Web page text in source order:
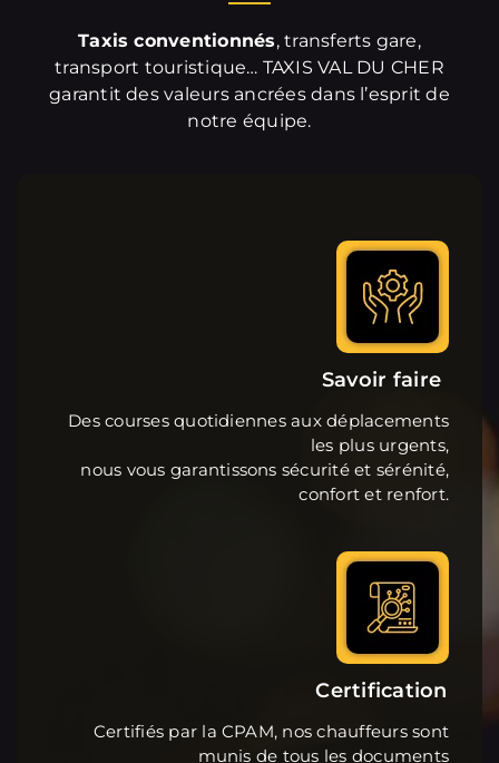
Taxis conventionnés, transferts gare,
transport touristique… TAXIS VAL DU CHER
garantit des valeurs ancrées dans l’esprit de
notre équipe.
Savoir faire
Des courses quotidiennes aux déplacements
les plus urgents,
nous vous garantissons sécurité et sérénité,
confort et renfort.
Certification
Certifiés par la CPAM, nos chauffeurs sont
munis de tous les documents